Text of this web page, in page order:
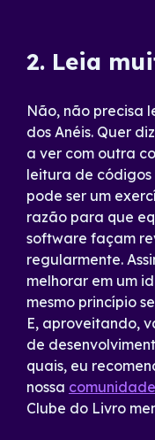
2. Leia
Não, não precisa
dos Anéis. Quer
a ver com outra
leitura de códigos
pode ser um
razão para que
software façam
regularmente.
melhorar em um
mesmo princípio
E, aproveitando,
de
quais, eu
nossa
Clube do Livro